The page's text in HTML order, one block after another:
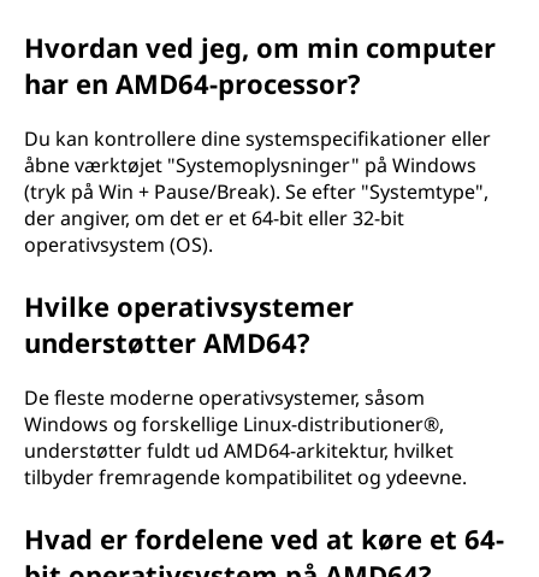
Hvordan ved jeg, om min computer
har en AMD64-processor?
Du kan kontrollere dine systemspecifikationer eller
åbne værktøjet "Systemoplysninger" på Windows
(tryk på Win + Pause/Break). Se efter "Systemtype",
der angiver, om det er et 64-bit eller 32-bit
operativsystem (OS).
Hvilke operativsystemer
understøtter AMD64?
De fleste moderne operativsystemer, såsom
Windows og forskellige Linux-distributioner®,
understøtter fuldt ud AMD64-arkitektur, hvilket
tilbyder fremragende kompatibilitet og ydeevne.
Hvad er fordelene ved at køre et 64-